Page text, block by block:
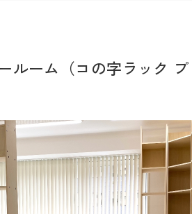
ルーム（コの字ラック